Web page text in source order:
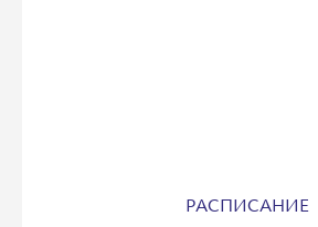
РАСПИСАНИЕ